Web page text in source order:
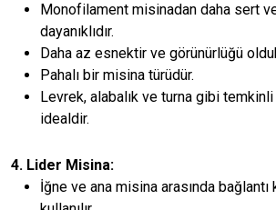
Monofilament misinadan daha sert
dayanıklıdır.
Daha az esnektir ve görünürlüğü
Pahalı bir misina türüdür.
Levrek, alabalık ve turna gibi
idealdir.
4. Lider Misina:
İğne ve ana misina arasında bağlantı